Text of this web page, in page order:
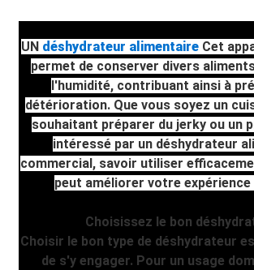
UN déshydrateur alimentaire Cet
permet de conserver divers
l'humidité, contribuant ainsi à
détérioration. Que vous soyez un
souhaitant préparer du jerky ou un
intéressé par un déshydrateur
commercial, savoir utiliser
peut améliorer votre expérience
Choisissez le bon
Choisir le bon type de déshydrateur
de s'y engager. Pour un usage